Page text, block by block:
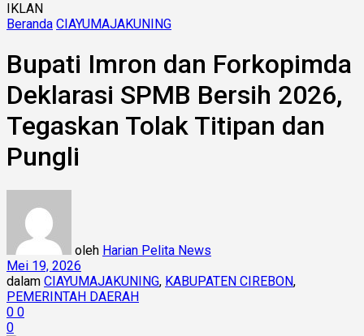
IKLAN
Beranda CIAYUMAJAKUNING
Bupati Imron dan Forkopimda
Deklarasi SPMB Bersih 2026,
Tegaskan Tolak Titipan dan
Pungli
oleh Harian Pelita News
Mei 19, 2026
dalam CIAYUMAJAKUNING, KABUPATEN CIREBON,
PEMERINTAH DAERAH
0 0
0